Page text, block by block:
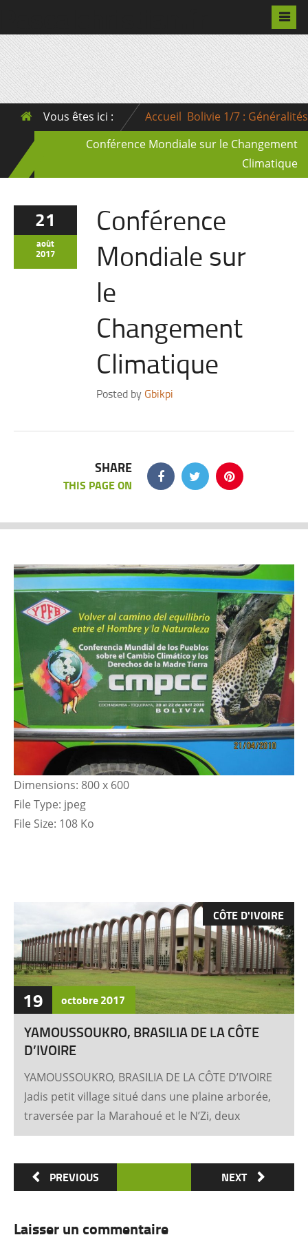
Vous êtes ici : Accueil Bolivie 1/7 : Généralités
Conférence Mondiale sur le Changement
Climatique
21
août
2017
Conférence
Mondiale sur
le
Changement
Climatique
Posted by Gbikpi
SHARE
THIS PAGE ON
Dimensions: 800 x 600
File Type: jpeg
File Size: 108 Ko
CÔTE D'IVOIRE
19 octobre2017
YAMOUSSOUKRO, BRASILIA DE LA CÔTE
D’IVOIRE
YAMOUSSOUKRO, BRASILIA DE LA CÔTE D’IVOIRE
Jadis petit village situé dans une plaine arborée,
traversée par la Marahoué et le N’Zi, deux
affluents du Bandama, Yamoussoukro est
synonyme de la Côte d’Ivoire Un symbole
universel Créée ex nihilo au centre du pays à
un événement majeur dans l’histoire de
PREVIOUS NEXT
Laisser un commentaire